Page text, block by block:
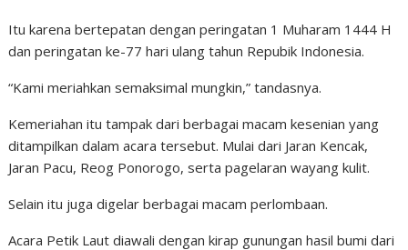
Itu karena bertepatan dengan peringatan 1 Muharam 1444 H
dan peringatan ke-77 hari ulang tahun Repubik Indonesia.
“Kami meriahkan semaksimal mungkin,” tandasnya.
Kemeriahan itu tampak dari berbagai macam kesenian yang
ditampilkan dalam acara tersebut. Mulai dari Jaran Kencak,
Jaran Pacu, Reog Ponorogo, serta pagelaran wayang kulit.
Selain itu juga digelar berbagai macam perlombaan.
Acara Petik Laut diawali dengan kirap gunungan hasil bumi dari